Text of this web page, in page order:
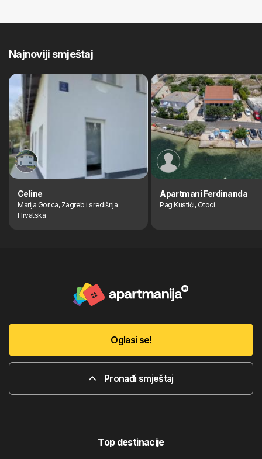
Najnoviji smještaj
Celine
Marija Gorica, Zagreb i središnja
Hrvatska
Apartmani Ferdinanda
Pag Kustići, Otoci
Oglasi se!
Pronađi smještaj
Top destinacije